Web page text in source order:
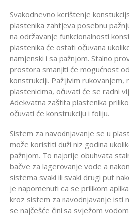
Svakodnevno korištenje
plastenika zahtjeva posebnu
na održavanje funkcionalnosti
plastenika će ostati očuvana
namjenski i sa pažnjom. Stalno
prostora smanjiti će mogućnost
konstrukciji. Pažljivim rukovanjem,
plastenicima, očuvati će se radni
Adekvatna zaštita plastenika
očuvati će konstrukciju i foliju.
Sistem za navodnjavanje se u
može koristiti duži niz godina
pažnjom. To najprije obuhvata
bačve za lagerovanje vode a
sistema svaki ili svaki drugi put
je napomenuti da se prilikom
kroz sistem za navodnjavanje isti
se najčešće čini sa svježom vodom.